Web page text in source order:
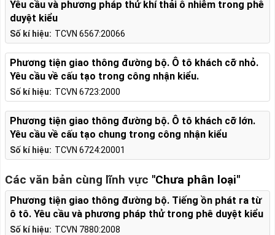
Số kí hiệu: TCVN 6567:20066
Yêu cầu và phương pháp thử khí thải ô nhiễm trong phê
duyệt kiểu
Số kí hiệu: TCVN 6723:2000
Phương tiện giao thông đường bộ. Ô tô khách cỡ nhỏ.
Yêu cầu về cấu tạo trong công nhận kiểu.
Số kí hiệu: TCVN 6724:20001
Phương tiện giao thông đường bộ. Ô tô khách cỡ lớn.
Yêu cầu về cấu tạo chung trong công nhận kiểu
Các văn bản cùng lĩnh vực "Chưa phân loại"
Số kí hiệu: TCVN 7880:2008
Phương tiện giao thông đường bộ. Tiếng ồn phát ra từ
ô tô. Yêu cầu và phương pháp thử trong phê duyệt kiểu